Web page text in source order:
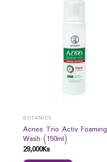
BOTANICS
Acnes Trio Activ Foaming
Wash (150ml)
29,000Ks